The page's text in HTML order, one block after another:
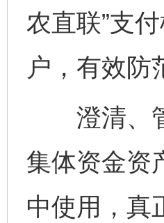
农直联”支
户，有效防
澄清、管
集体资金资
中使用，真